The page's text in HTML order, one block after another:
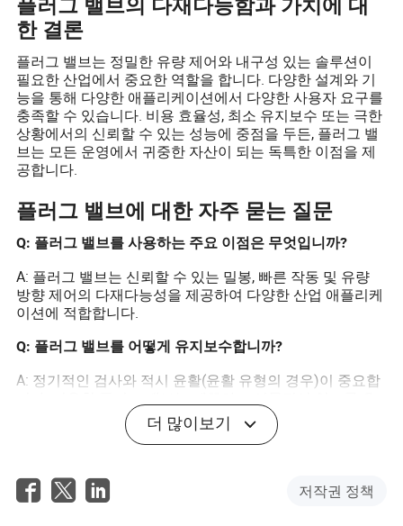
플러그 밸브의 다재다능함과 가치에 대
한 결론
플러그 밸브는 정밀한 유량 제어와 내구성 있는 솔루션이
필요한 산업에서 중요한 역할을 합니다. 다양한 설계와 기
능을 통해 다양한 애플리케이션에서 다양한 사용자 요구를
충족할 수 있습니다. 비용 효율성, 최소 유지보수 또는 극한
상황에서의 신뢰할 수 있는 성능에 중점을 두든, 플러그 밸
브는 모든 운영에서 귀중한 자산이 되는 독특한 이점을 제
공합니다.
플러그 밸브에 대한 자주 묻는 질문
Q: 플러그 밸브를 사용하는 주요 이점은 무엇입니까?
A: 플러그 밸브는 신뢰할 수 있는 밀봉, 빠른 작동 및 유량
방향 제어의 다재다능성을 제공하여 다양한 산업 애플리케
이션에 적합합니다.
Q: 플러그 밸브를 어떻게 유지보수합니까?
A: 정기적인 검사와 적시 윤활(윤활 유형의 경우)이 중요합
Q: 플러그 밸브는 고온 환경에 적합합니까?
A: 예, 특히 윤활 플러그 밸브 또는 고성능 재료로 제작된 밸
브는 이러한 조건을 견딜 수 있도록 설계되었습니다.
더 많이보기
저작권 정책